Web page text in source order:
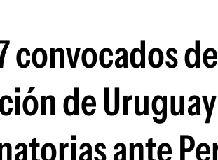
convocados
de
ante